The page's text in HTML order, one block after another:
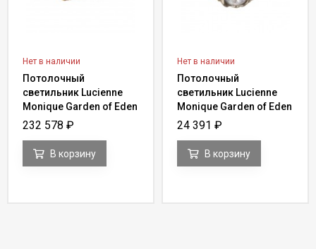
Нет в наличии
Потолочный
светильник Lucienne
Monique Garden of Eden
FG 122
232 578 ₽
В корзину
Нет в наличии
Потолочный
светильник Lucienne
Monique Garden of Eden
Y 21
24 391 ₽
В корзину